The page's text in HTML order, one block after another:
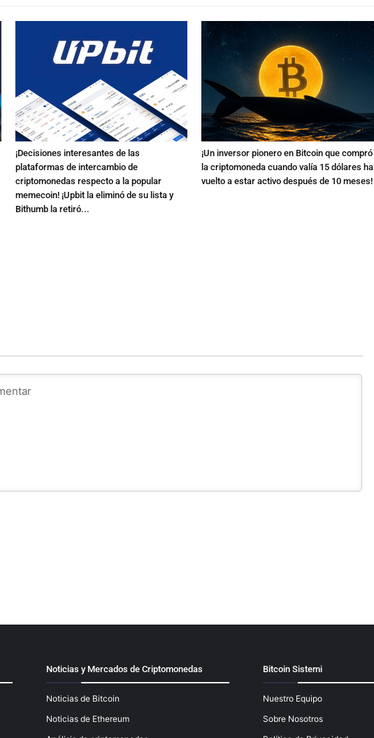
¡Decisiones interesantes de las
plataformas de intercambio de
criptomonedas respecto a la popular
memecoin! ¡Upbit la eliminó de su lista y
Bithumb la retiró...
¡Un inversor pionero en Bitcoin que compró
la criptomoneda cuando valía 15 dólares ha
vuelto a estar activo después de 10 meses!
Noticias y Mercados de Criptomonedas
Noticias de Bitcoin
Noticias de Ethereum
Bitcoin Sistemi
Nuestro Equipo
Sobre Nosotros